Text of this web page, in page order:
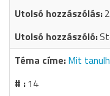
Mit
14